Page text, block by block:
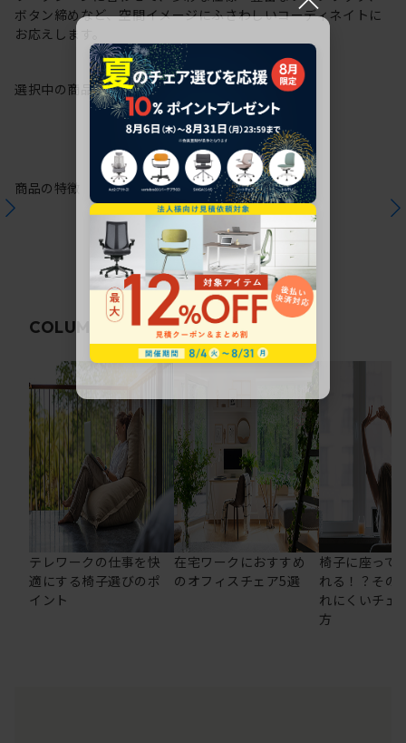
ボタン締めなど、空間イメージにふさわしいコーディネイトに
お応えします。
選択中の商品情報保証注意事項
商品の特徴
COLUMN 関連コラム
テレワークの仕事を快
適にする椅子選びのポ
イント
在宅ワークにおすすめ
のオフィスチェア5選
椅子に座って
れる！？その
れにくいチェ
方